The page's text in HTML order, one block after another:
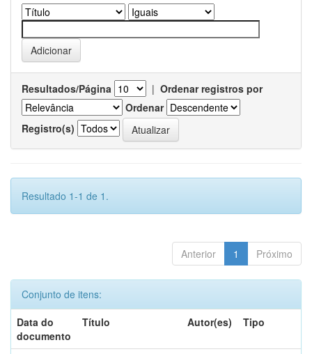
Resultados/Página | Ordenar registros por
Ordenar
Registro(s)
Resultado 1-1 de 1.
Anterior 1 Próximo
Conjunto de itens:
Data do
documento
Título Autor(es) Tipo